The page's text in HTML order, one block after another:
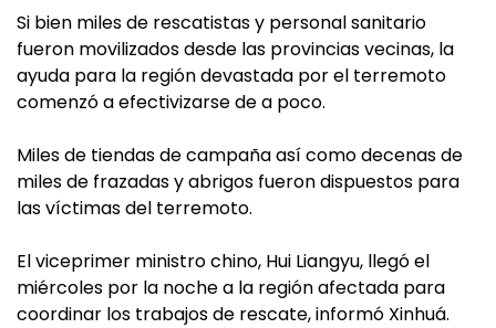
Si bien miles de rescatistas y personal sanitario
fueron movilizados desde las provincias vecinas, la
ayuda para la región devastada por el terremoto
comenzó a efectivizarse de a poco.
Miles de tiendas de campaña así como decenas de
miles de frazadas y abrigos fueron dispuestos para
las víctimas del terremoto.
El viceprimer ministro chino, Hui Liangyu, llegó el
miércoles por la noche a la región afectada para
coordinar los trabajos de rescate, informó Xinhuá.